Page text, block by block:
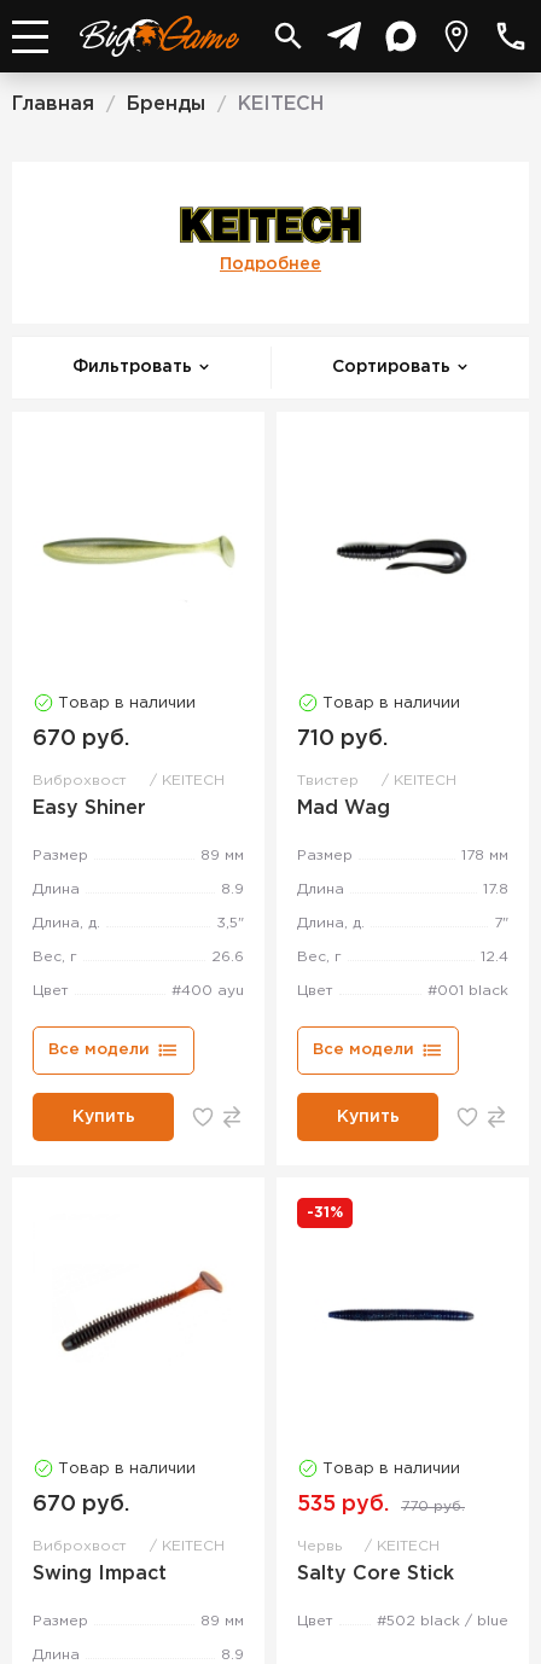
Главная / Бренды / KEITECH
KEITECH
Подробнее
Фильтровать Сортировать
Товар в наличии
670 руб.
Виброхвост KEITECH
Easy Shiner
Размер 89 мм
Длина 8.9
Длина, д. 3,5"
Вес, г 26.6
Цвет #400 ayu
Все модели
Купить
Товар в наличии
710 руб.
Твистер KEITECH
Mad Wag
Размер 178 мм
Длина 17.8
Длина, д. 7"
Вес, г 12.4
Цвет #001 black
Все модели
Купить
Товар в наличии
670 руб.
Виброхвост KEITECH
Swing Impact
Размер 89 мм
Длина 8.9
-31%
Товар в наличии
535 руб. 770 руб.
Червь KEITECH
Salty Core Stick
Цвет #502 black / blue